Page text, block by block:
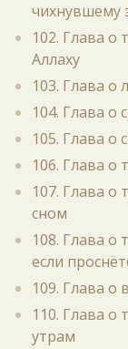
102. Глава о
Аллаху
103. Глава о
104. Глава
105. Глава о
106. Глава о
107. Глава о
сном
108. Глава о
если
109. Глава о
110. Глава о
утрам